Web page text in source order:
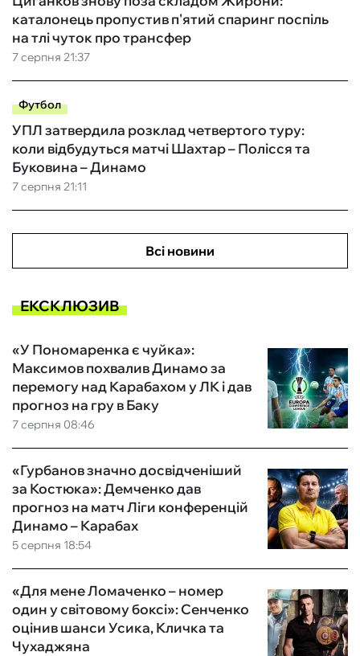
7 серпня 21:37
каталонець пропустив п'ятий спаринг поспіль
на тлі чуток про трансфер
Футбол
7 серпня 21:11
УПЛ затвердила розклад четвертого туру:
коли відбудуться матчі Шахтар – Полісся та
Буковина – Динамо
Всі новини
ЕКСКЛЮЗИВ
7 серпня 08:46
«У Пономаренка є чуйка»:
Максимов похвалив Динамо за
перемогу над Карабахом у ЛК і дав
прогноз на гру в Баку
5 серпня 18:54
«Гурбанов значно досвідченіший
за Костюка»: Демченко дав
прогноз на матч Ліги конференцій
Динамо – Карабах
«Для мене Ломаченко – номер
один у світовому боксі»: Сенченко
оцінив шанси Усика, Кличка та
Чухаджяна